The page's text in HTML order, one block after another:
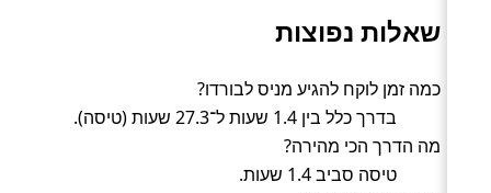
שאלות נפוצות
כמה זמן לוקח להגיע מניס לבורדו?
בדרך כלל בין 1.4 שעות ל־27.3 שעות (טיסה).
מה הדרך הכי מהירה?
טיסה סביב 1.4 שעות.